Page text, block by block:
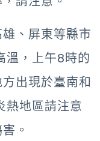
、屏東等縣市
溫，上午8時的
出現於臺南和
熱地區請注意
。